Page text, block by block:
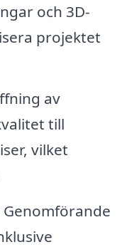
och 3D-
projektet
av
till
vilket
Genomförande